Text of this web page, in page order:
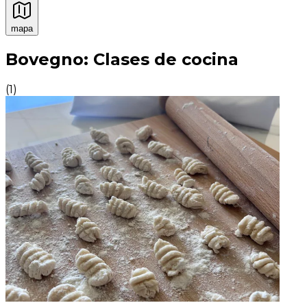
mapa
Experiencias culinarias inolvidables: Experiencias
Bovegno: Clases de cocina
(1)